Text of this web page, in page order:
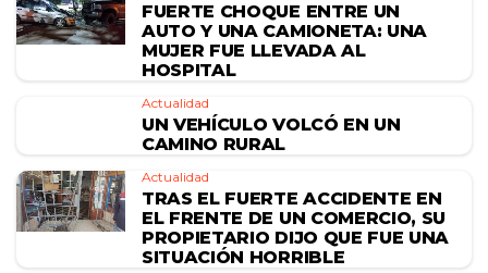
FUERTE CHOQUE ENTRE UN
AUTO Y UNA CAMIONETA: UNA
MUJER FUE LLEVADA AL
HOSPITAL
Actualidad
UN VEHÍCULO VOLCÓ EN UN
CAMINO RURAL
Actualidad
TRAS EL FUERTE ACCIDENTE EN
EL FRENTE DE UN COMERCIO, SU
PROPIETARIO DIJO QUE FUE UNA
SITUACIÓN HORRIBLE